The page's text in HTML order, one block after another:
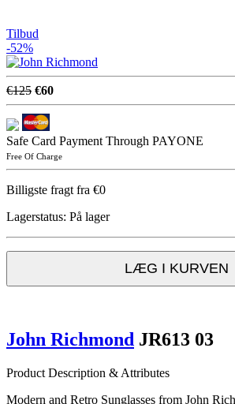
Tilbud
-52%
€125 €60
Safe Card Payment Through PAYONE
Free Of Charge
Billigste fragt fra €0
Lagerstatus: På lager
LÆG I KURVEN
John Richmond JR613 03
Product Description & Attributes
Modern and Retro Sunglasses from John